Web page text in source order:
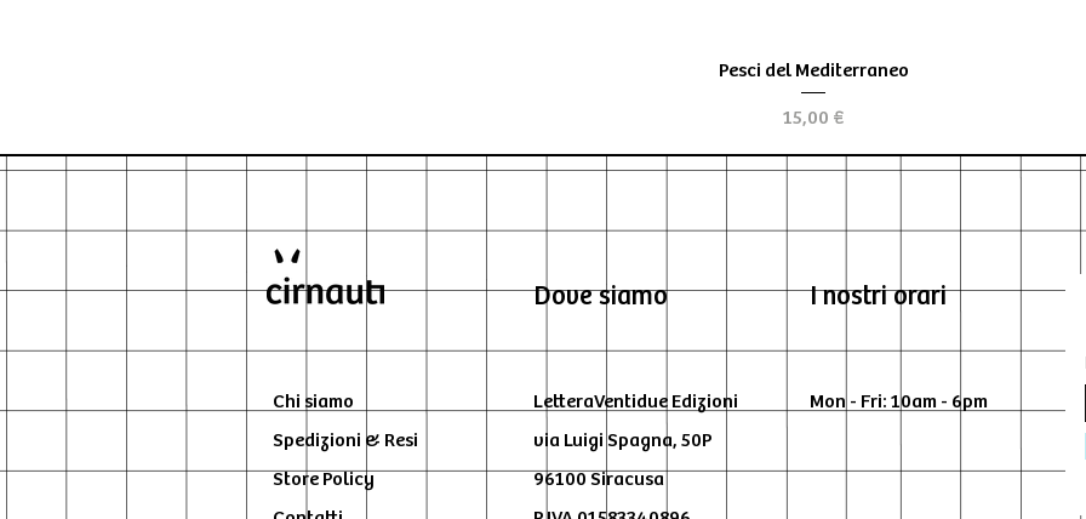
Aperçu rapide
Pesci del Mediterraneo
Prix
15,00 €
Chi siamo
Spedizioni & Resi
Store Policy
Dove siamo
LetteraVentidue Edizioni
via Luigi Spagna, 50P
96100 Siracusa
I nostri orari
Mon - Fri: 10am - 6pm